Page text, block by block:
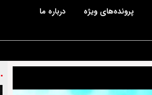
پرونده‌های ویژه درباره ما